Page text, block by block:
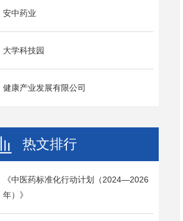
安中药业
大学科技园
健康产业发展有限公司
热文排行
《中医药标准化行动计划（2024—2026
年）》